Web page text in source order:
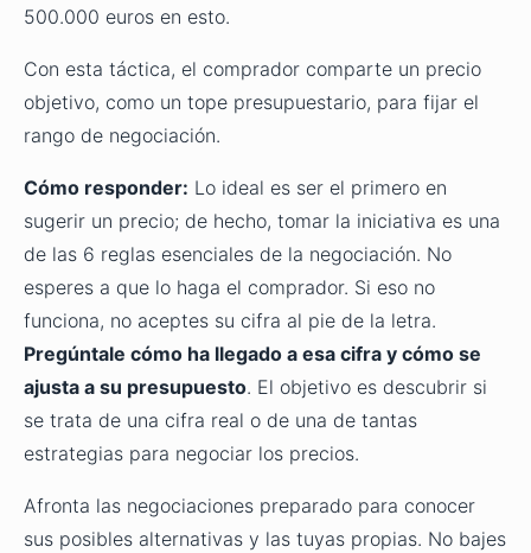
500.000 euros en esto.
Con esta táctica, el comprador comparte un precio
objetivo, como un tope presupuestario, para fijar el
rango de negociación.
Cómo responder: Lo ideal es ser el primero en
sugerir un precio; de hecho, tomar la iniciativa es una
de las 6 reglas esenciales de la negociación. No
esperes a que lo haga el comprador. Si eso no
funciona, no aceptes su cifra al pie de la letra.
Pregúntale cómo ha llegado a esa cifra y cómo se
ajusta a su presupuesto. El objetivo es descubrir si
se trata de una cifra real o de una de tantas
estrategias para negociar los precios.
Afronta las negociaciones preparado para conocer
sus posibles alternativas y las tuyas propias. No bajes